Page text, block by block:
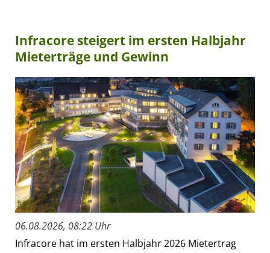
Infracore steigert im ersten Halbjahr
Mieterträge und Gewinn
06.08.2026, 08:22 Uhr
Infracore hat im ersten Halbjahr 2026 Mietertrag